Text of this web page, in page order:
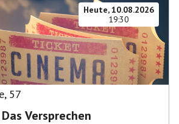
Heute, 10.08.2026
19:30
, 57
Versprechen